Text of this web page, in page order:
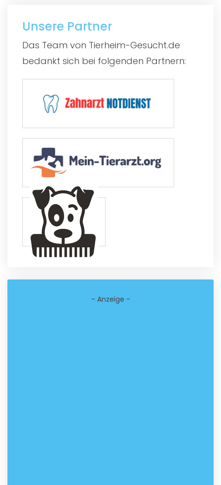
Unsere Partner
Das Team von Tierheim-Gesucht.de
bedankt sich bei folgenden Partnern:
- Anzeige -